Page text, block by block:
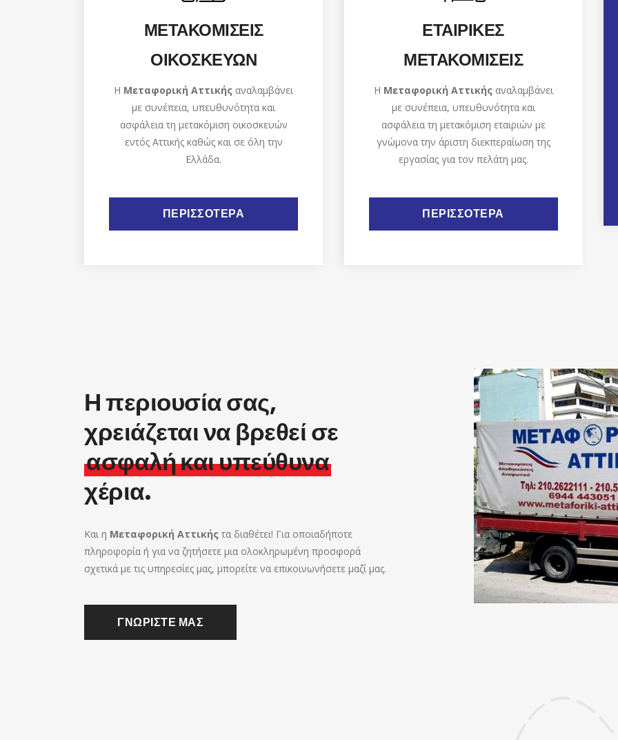
ΜΕΤΑΚΟΜΙΣΕΙΣ
ΟΙΚΟΣΚΕΥΩΝ
Η Μεταφορική Αττικής αναλαμβάνει
με συνέπεια, υπευθυνότητα και
ασφάλεια τη μετακόμιση οικοσκευών
εντός Αττικής καθώς και σε όλη την
Ελλάδα.
ΠΕΡΙΣΣΟΤΕΡΑ
ΕΤΑΙΡΙΚΕΣ
ΜΕΤΑΚΟΜΙΣΕΙΣ
Η Μεταφορική Αττικήςαναλαμβάνει
με συνέπεια, υπευθυνότητα και
ασφάλεια τη μετακόμιση εταιριών με
γνώμονα την άριστη διεκπεραίωση της
εργασίας για τον πελάτη μας.
ΠΕΡΙΣΣΟΤΕΡΑ
Η περιουσία σας,
χρειάζεται να βρεθεί σε
ασφαλήκαι υπεύθυνα
χέρια.
Και η Μεταφορική Αττικής τα διαθέτει! Για οποιαδήποτε
πληροφορία ή για να ζητήσετε μια ολοκληρωμένη προσφορά
σχετικά με τις υπηρεσίες μας, μπορείτε να επικοινωνήσετε μαζί μας.
ΓΝΩΡΙΣΤΕ ΜΑΣ